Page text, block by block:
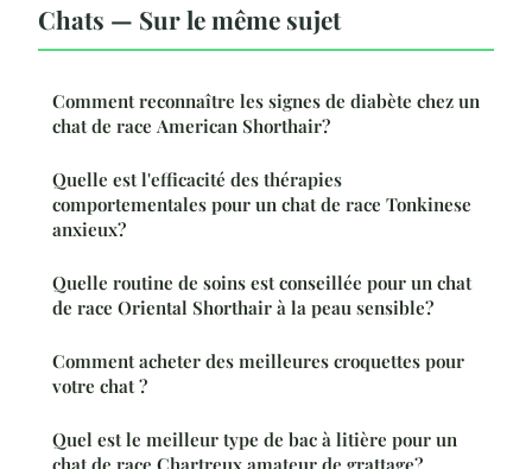
Chats — Sur le même sujet
Comment reconnaître les signes de diabète chez un
chat de race American Shorthair?
Quelle est l'efficacité des thérapies
comportementales pour un chat de race Tonkinese
anxieux?
Quelle routine de soins est conseillée pour un chat
de race Oriental Shorthair à la peau sensible?
Comment acheter des meilleures croquettes pour
votre chat ?
Quel est le meilleur type de bac à litière pour un
chat de race Chartreux amateur de grattage?